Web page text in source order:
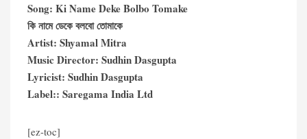
Song: Ki Name Deke Bolbo Tomake
কি নামে ডেকে বলবো তোমাকে
Artist: Shyamal Mitra
Music Director: Sudhin Dasgupta
Lyricist: Sudhin Dasgupta
Label:: Saregama India Ltd
[ez-toc]